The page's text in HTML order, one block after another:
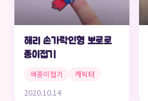
해리 손가락인형 뽀로로
종이접기
색종이접기 캐릭터
2020.10.14